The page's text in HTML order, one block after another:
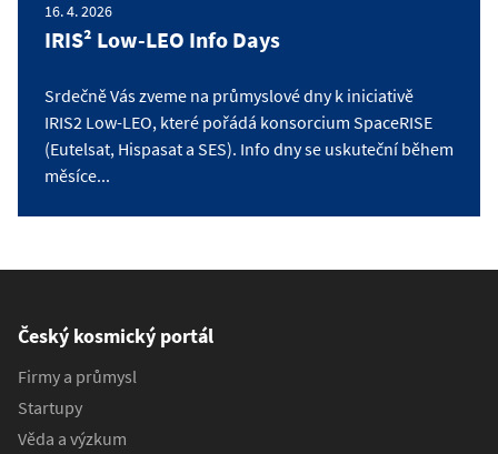
16. 4. 2026
IRIS² Low-LEO Info Days
Srdečně Vás zveme na průmyslové dny k iniciativě
IRIS2 Low-LEO, které pořádá konsorcium SpaceRISE
(Eutelsat, Hispasat a SES). Info dny se uskuteční během
měsíce...
Český kosmický portál
Firmy a průmysl
Startupy
Věda a výzkum